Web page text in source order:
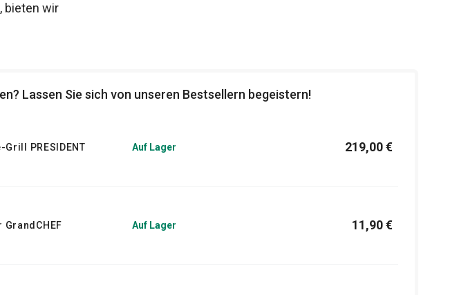
bieten wir
Lassen Sie sich von unseren Bestsellern begeistern!
PRESIDENT Auf Lager 219,00 €
Auf Lager 11,90 €